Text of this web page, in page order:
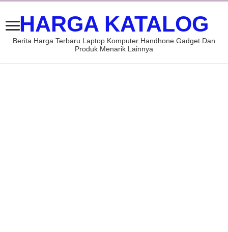
HARGA KATALOG
Berita Harga Terbaru Laptop Komputer Handhone Gadget Dan
Produk Menarik Lainnya